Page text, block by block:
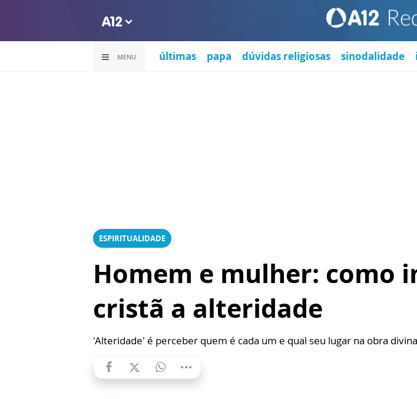
MENU últimas papa dúvidas religiosas sinodalidade
ESPIRITUALIDADE
Homem e mulher: como
cristã a alteridade
'Alteridade' é perceber quem é cada um e qual seu lugar na obra